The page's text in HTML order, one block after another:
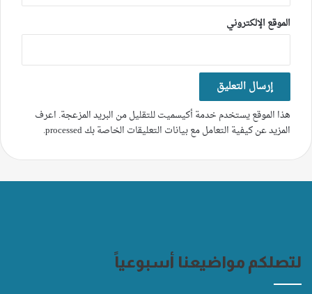
الموقع الإلكتروني
هذا الموقع يستخدم خدمة أكيسميت للتقليل من البريد المزعجة. اعرف
المزيد عن كيفية التعامل مع بيانات التعليقات الخاصة بك processed
.
لتصلكم مواضيعنا أسبوعياً